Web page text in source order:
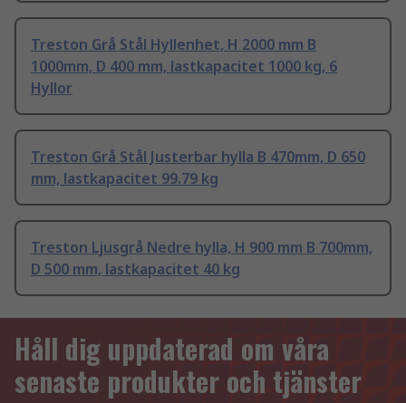
Treston Grå Stål Hyllenhet, H 2000 mm B
1000mm, D 400 mm, lastkapacitet 1000 kg, 6
Hyllor
Treston Grå Stål Justerbar hylla B 470mm, D 650
mm, lastkapacitet 99.79 kg
Treston Ljusgrå Nedre hylla, H 900 mm B 700mm,
D 500 mm, lastkapacitet 40 kg
Håll dig uppdaterad om våra
senaste produkter och tjänster